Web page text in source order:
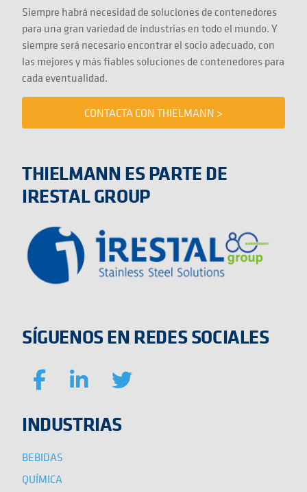
Siempre habrá necesidad de soluciones de contenedores
para una gran variedad de industrias en todo el mundo. Y
siempre será necesario encontrar el socio adecuado, con
las mejores y más fiables soluciones de contenedores para
cada eventualidad.
CONTACTA CON THIELMANN >
THIELMANN ES PARTE DE
IRESTAL GROUP
SÍGUENOS EN REDES SOCIALES
INDUSTRIAS
BEBIDAS
QUÍMICA